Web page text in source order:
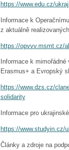
https://www.edu.cz/
Informace k
z aktuálně
https://opvvv.msmt.cz/
Informace k
Erasmus+ a Evropský
https://www.dzs.cz/
solidarity
Informace pro
https://www.studyin.cz/
Články a zdroje na